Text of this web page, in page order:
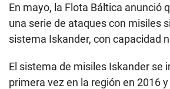
En mayo, la Flota Báltica anunció
una serie de ataques con misiles
sistema Iskander, con capacidad
El sistema de misiles Iskander se
primera vez en la región en 2016